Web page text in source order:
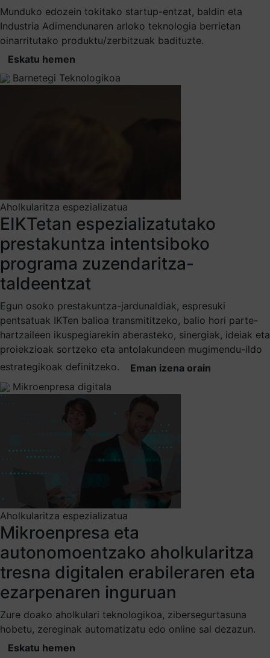
Munduko edozein tokitako startup-entzat, baldin eta
Industria Adimendunaren arloko teknologia berrietan
oinarritutako produktu/zerbitzuak badituzte.
Eskatu hemen
Barnetegi Teknologikoa
Aholkularitza espezializatua
EIKTetan espezializatutako
prestakuntza intentsiboko
programa zuzendaritza-
taldeentzat
Egun osoko prestakuntza-jardunaldiak, espresuki
pentsatuak IKTen balioa transmititzeko, balio hori parte-
hartzaileen ikuspegiarekin aberasteko, sinergiak, ideiak eta
proiekzioak sortzeko eta antolakundeen mugimendu-ildo
estrategikoak definitzeko.
Eman izena orain
Mikroenpresa digitala
Aholkularitza espezializatua
Mikroenpresa eta
autonomoentzako aholkularitza
tresna digitalen erabileraren eta
ezarpenaren inguruan
Zure doako aholkulari teknologikoa, zibersegurtasuna
hobetu, zereginak automatizatu edo online sal dezazun.
Eskatu hemen